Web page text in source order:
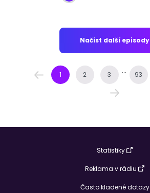
Načíst další episody
1 2 3 ... 93
Statistiky
Reklama v rádiu
Často kladené dotazy